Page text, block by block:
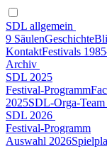
SDL allgemein
9 SäulenGeschichte
KontaktFestivals
Archiv
SDL 2025
Festival-Programm
2025SDL-Orga-
SDL 2026
Festival-Programm
Auswahl 2026